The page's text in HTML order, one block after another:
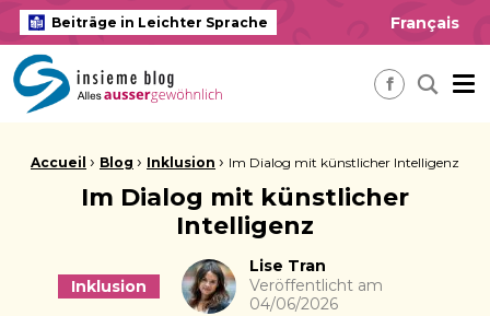
Beiträge in Leichter Sprache Français
insieme Blog Alles ausser gewöhnlich
Facebook
Nach
Brotkrume:
Accueil › Blog › Inklusion › Im Dialog mit künstlicher Intelligenz
Im Dialog mit künstlicher
Intelligenz
Inklusion
Autor
Lise Tran
Veröffentlicht am
04/06/2026